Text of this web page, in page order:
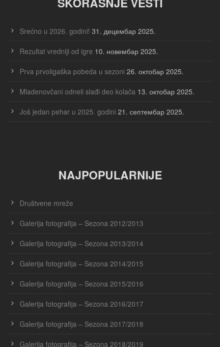
Srećno u 2026. godini! 31. децембар 2025.
Rezultat vredniji od igre 10. новембар 2025.
Prva prvoligaška pobeda u sezoni 26. октобар 2025.
Mladenovčani odneli slađi deo kolača 13. октобар 2025.
Još jedan pehar u 2025. godini 21. септембар 2025.
NAJPOPULARNIJE
Društvene mreže
Galerija fotografija – Sezona 2012/2013
Galerija fotografija – Sezona 2013/2014
Galerija fotografija – Sezona 2014/2015
Galerija fotografija – Sezona 2015/2016
Galerija fotografija – Sezona 2016/2017
Galerija fotografija – Sezona 2017/2018
Galerija fotografija – Sezona 2018/2019